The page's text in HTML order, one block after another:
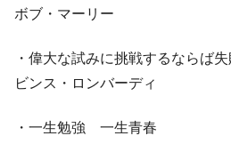
ボブ・マーリー
・偉大な試みに挑戦するならば
ビンス・ロンバーディ
・一生勉強 一生青春